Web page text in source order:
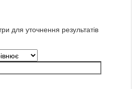
для уточнення результатів